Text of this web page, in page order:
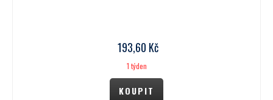
193,60 Kč
1 týden